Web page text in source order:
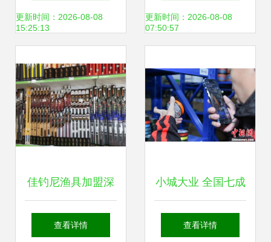
好的四重保障
更新时间：2026-08-08
15:25:13
的双重保障
更新时间：2026-08-08
07:50:57
佳钓尼渔具加盟深
度剖析 抓住垂钓经
查看详情
小城大业 全国七成
鱼的“诞生地”，竟
查看详情